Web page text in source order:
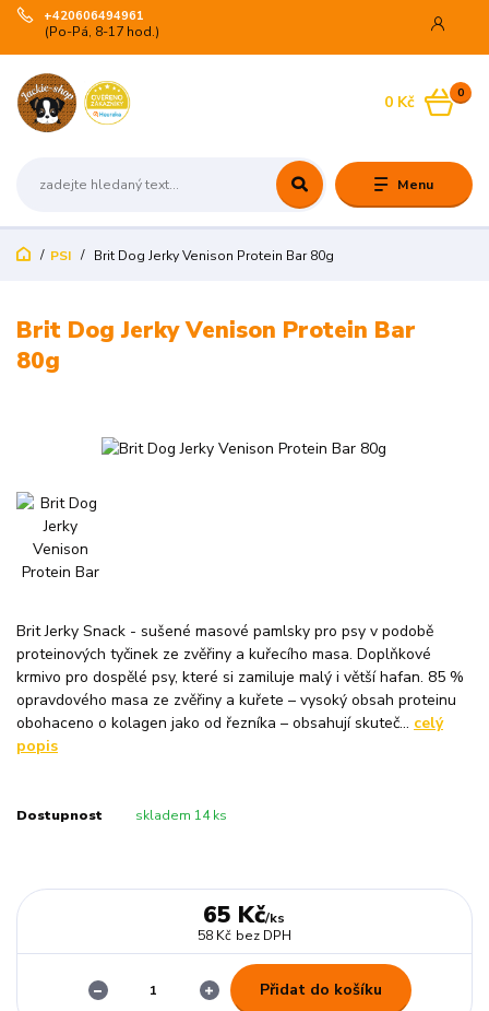
Menu
+420606494961
(Po-Pá, 8-17 hod.)
0
0 Kč
PSI Brit Dog Jerky Venison Protein Bar 80g
Brit Dog Jerky Venison Protein Bar
80g
Brit Jerky Snack - sušené masové pamlsky pro psy v podobě
proteinových tyčinek ze zvěřiny a kuřecího masa. Doplňkové
krmivo pro dospělé psy, které si zamiluje malý i větší hafan. 85 %
opravdového masa ze zvěřiny a kuřete – vysoký obsah proteinu
obohaceno o kolagen jako od řezníka – obsahují skuteč... celý
popis
Dostupnost skladem 14 ks
65 Kč/ks
58 Kč bez DPH
Přidat do košíku